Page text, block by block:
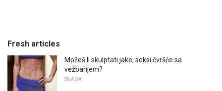
Fresh articles
Možeš li skulptati jake, seksi čvršće sa
vežbanjem?
SNAGA